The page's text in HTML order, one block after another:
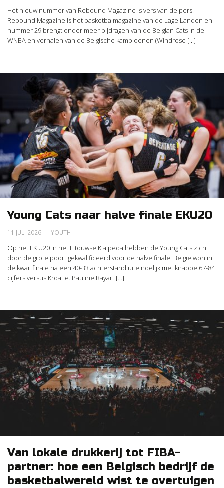
Het nieuw nummer van Rebound Magazine is vers van de pers.
Rebound Magazine is het basketbalmagazine van de Lage Landen en
nummer 29 brengt onder meer bijdragen van de Belgian Cats in de
WNBA en verhalen van de Belgische kampioenen (Windrose [...]
11 JULI 2026 YOUTH
Young Cats naar halve finale EKU20
Op het EK U20 in het Litouwse Klaipeda hebben de Young Cats zich
door de grote poort gekwalificeerd voor de halve finale. België won in
de kwartfinale na een 40-33 achterstand uiteindelijk met knappe 67-84
cijfers versus Kroatië. Pauline Bayart [...]
Van lokale drukkerij tot FIBA-
partner: hoe een Belgisch bedrijf de
basketbalwereld wist te overtuigen